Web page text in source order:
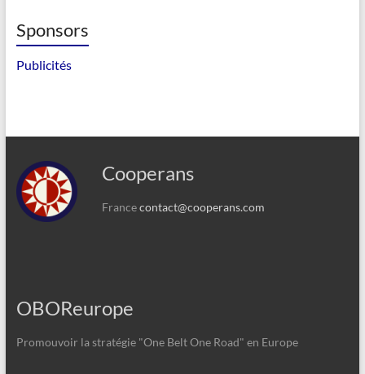
Sponsors
Publicités
Cooperans
Francecontact@cooperans.com
OBOReurope
Promouvoir la stratégie "One Belt One Road" en Europe